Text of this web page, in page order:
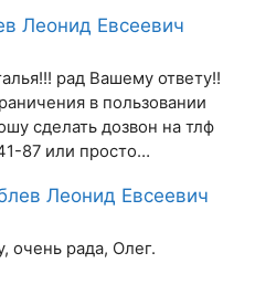
Леонид Евсеевич
рад Вашему ответу!!
в пользовании
сделать дозвон на тлф
87 или просто…
Леонид Евсеевич
очень рада, Олег.